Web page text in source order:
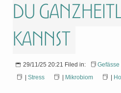
du
kannst
29/11/25 20:21 Filed in: Gefässe
| Stress | Mikrobiom |